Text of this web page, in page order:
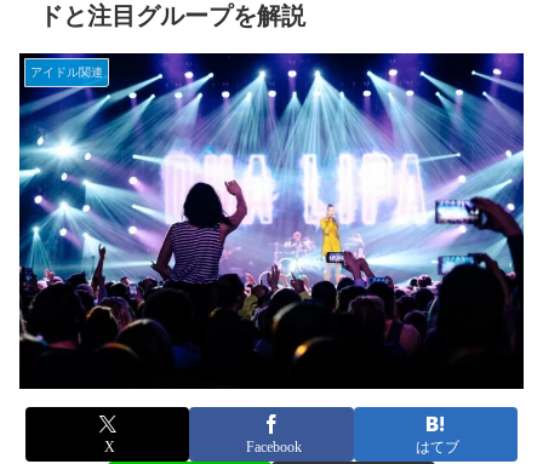
ドと注目グループを解説
アイドル関連
X Facebook はてブ